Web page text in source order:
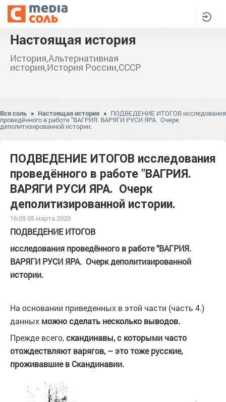
Настоящая история
История,Альтернативная
история,История России,СССР
Вся соль » Настоящая история » ПОДВЕДЕНИЕ ИТОГОВ исследования
проведённого в работе "ВАГРИЯ. ВАРЯГИ РУСИ ЯРА. Очерк
деполитизированной истории.
ПОДВЕДЕНИЕ ИТОГОВ исследования
проведённого в работе "ВАГРИЯ.
ВАРЯГИ РУСИ ЯРА. Очерк
деполитизированной истории.
16:09 05 марта 2020
ПОДВЕДЕНИЕ ИТОГОВ
исследования проведённого в работе "ВАГРИЯ.
ВАРЯГИ РУСИ ЯРА. Очерк деполитизированной
истории.
На основании приведенных в этой части (часть 4.)
данных можно сделать несколько выводов.
Прежде всего,скандинавы, с которыми часто
отождествляют варягов, – это тоже русские,
проживавшие в Скандинавии.